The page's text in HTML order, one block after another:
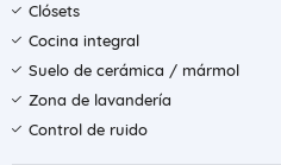
Clósets
Cocina integral
Suelo de cerámica / mármol
Zona de lavandería
Control de ruido